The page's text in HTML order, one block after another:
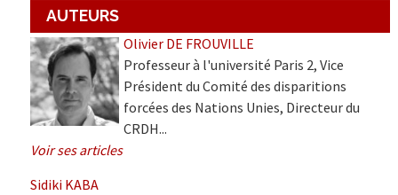
AUTEURS
Olivier DE FROUVILLE
Professeur à l'université Paris 2, Vice
Président du Comité des disparitions
forcées des Nations Unies, Directeur du
CRDH...
Voir ses articles
Sidiki KABA